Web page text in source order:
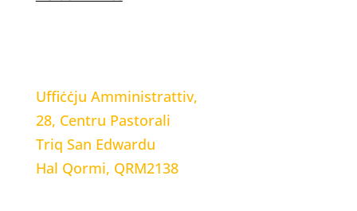
Uffiċċju Amministrattiv,
28, Centru Pastorali
Triq San Edwardu
Hal Qormi, QRM2138